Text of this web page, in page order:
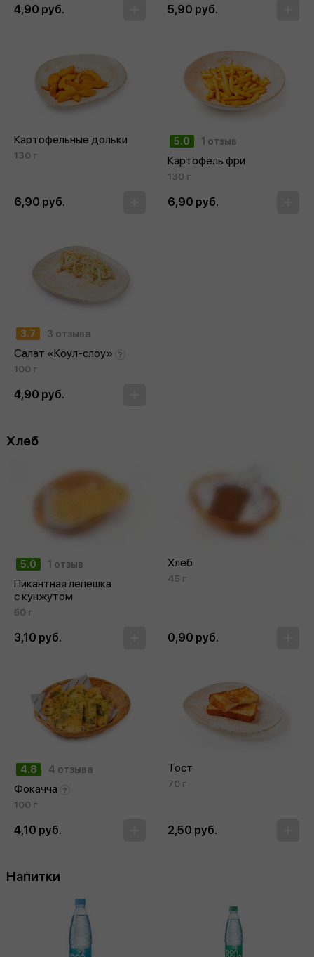
4,90 руб. 5,90 руб.
Картофельные дольки
130 г
6,90 руб.
5.0 1 отзыв
Картофель фри
130 г
6,90 руб.
3.7 3 отзыва
Салат «Коул‑слоу»
100 г
4,90 руб.
Хлеб
5.0 1 отзыв
Пикантная лепешка
с кунжутом
50 г
3,10 руб.
Хлеб
45 г
0,90 руб.
4.8 4 отзыва
Фокачча
100 г
4,10 руб.
Тост
70 г
2,50 руб.
Напитки